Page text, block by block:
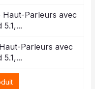
Parleurs avec